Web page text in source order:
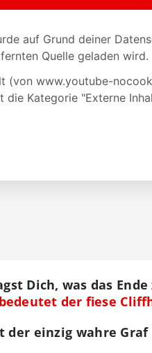
Dich, was das
der fiese
der einzig wahre